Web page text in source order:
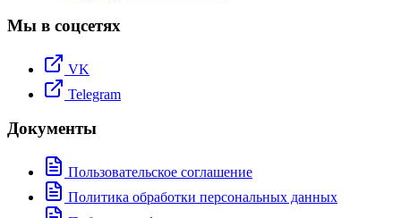
Мы в соцсетях
VK
Telegram
Документы
Пользовательское соглашение
Политика обработки персональных данных